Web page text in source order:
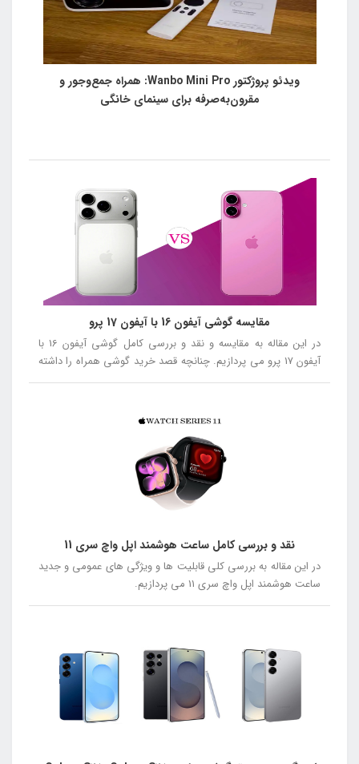
ویدئو پروژکتور Wanbo Mini Pro: همراه جمع‌وجور و
مقرون‌به‌صرفه برای سینمای خانگی
مقایسه گوشی آیفون 16 با آیفون 17 پرو
در این مقاله به مقایسه و نقد و بررسی کامل گوشی آیفون 16 با
آیفون 17 پرو می پردازیم. چنانچه قصد خرید گوشی همراه را داشته
باشید توصیه می کنیم در ادامه این مقاله همراه ما باشید.
نقد و بررسی کامل ساعت هوشمند اپل واچ سری 11
در این مقاله به بررسی کلی قابلیت ها و ویژگی های عمومی و جدید
ساعت هوشمند اپل واچ سری 11 می پردازیم.